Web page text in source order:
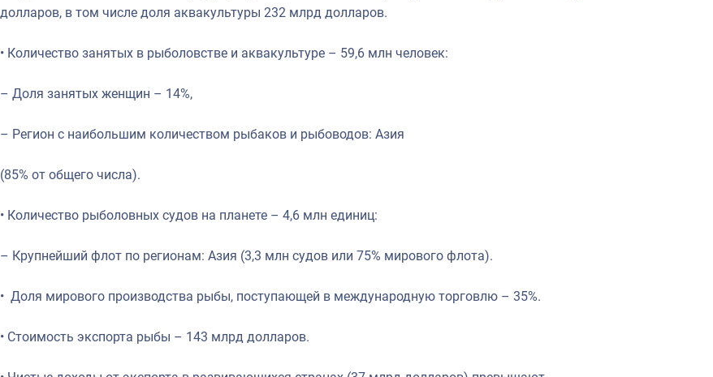
долларов, в том числе доля аквакультуры 232 млрд долларов.
• Количество занятых в рыболовстве и аквакультуре – 59,6 млн человек:
– Доля занятых женщин – 14%,
– Регион с наибольшим количеством рыбаков и рыбоводов: Азия
(85% от общего числа).
• Количество рыболовных судов на планете – 4,6 млн единиц:
– Крупнейший флот по регионам: Азия (3,3 млн судов или 75% мирового флота).
• Доля мирового производства рыбы, поступающей в международную торговлю – 35%.
• Стоимость экспорта рыбы – 143 млрд долларов.